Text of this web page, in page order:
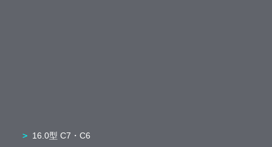
16.0型 C7・C6